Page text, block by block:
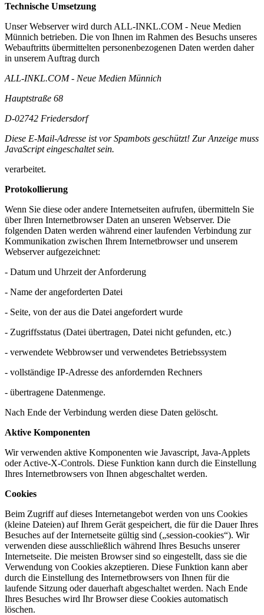
Technische Umsetzung
Unser Webserver wird durch ALL-INKL.COM - Neue Medien
Münnich betrieben. Die von Ihnen im Rahmen des Besuchs unseres
Webauftritts übermittelten personenbezogenen Daten werden daher
in unserem Auftrag durch
ALL-INKL.COM - Neue Medien Münnich
Hauptstraße 68
D-02742 Friedersdorf
Diese E-Mail-Adresse ist vor Spambots geschützt! Zur Anzeige muss
JavaScript eingeschaltet sein.
verarbeitet.
Protokollierung
Wenn Sie diese oder andere Internetseiten aufrufen, übermitteln Sie
über Ihren Internetbrowser Daten an unseren Webserver. Die
folgenden Daten werden während einer laufenden Verbindung zur
Kommunikation zwischen Ihrem Internetbrowser und unserem
Webserver aufgezeichnet:
- Datum und Uhrzeit der Anforderung
- Name der angeforderten Datei
- Seite, von der aus die Datei angefordert wurde
- Zugriffsstatus (Datei übertragen, Datei nicht gefunden, etc.)
- verwendete Webbrowser und verwendetes Betriebssystem
- vollständige IP-Adresse des anfordernden Rechners
- übertragene Datenmenge.
Nach Ende der Verbindung werden diese Daten gelöscht.
Aktive Komponenten
Wir verwenden aktive Komponenten wie Javascript, Java-Applets
oder Active-X-Controls. Diese Funktion kann durch die Einstellung
Ihres Internetbrowsers von Ihnen abgeschaltet werden.
Cookies
Beim Zugriff auf dieses Internetangebot werden von uns Cookies
(kleine Dateien) auf Ihrem Gerät gespeichert, die für die Dauer Ihres
Besuches auf der Internetseite gültig sind („session-cookies“). Wir
verwenden diese ausschließlich während Ihres Besuchs unserer
Internetseite. Die meisten Browser sind so eingestellt, dass sie die
Verwendung von Cookies akzeptieren. Diese Funktion kann aber
durch die Einstellung des Internetbrowsers von Ihnen für die
laufende Sitzung oder dauerhaft abgeschaltet werden. Nach Ende
Ihres Besuches wird Ihr Browser diese Cookies automatisch
löschen.